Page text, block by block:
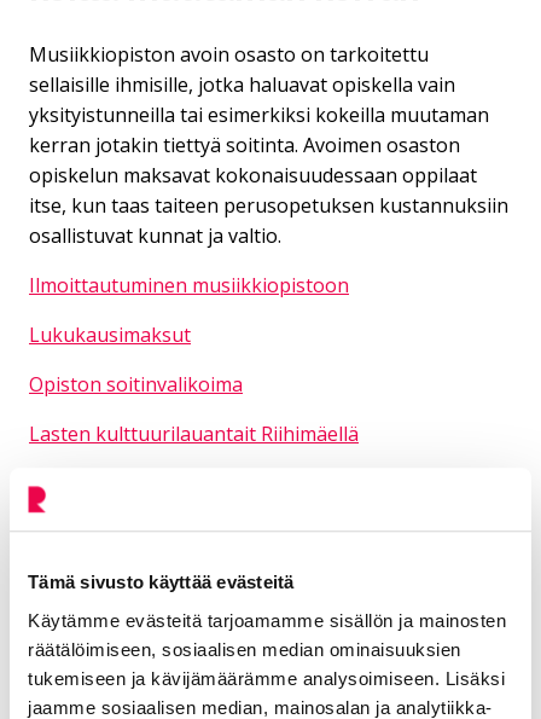
Tämä sivusto käyttää evästeitä
Käytämme evästeitä tarjoamamme sisällön ja mainosten
räätälöimiseen, sosiaalisen median ominaisuuksien
tukemiseen ja kävijämäärämme analysoimiseen. Lisäksi
jaamme sosiaalisen median, mainosalan ja analytiikka-
Musiikkiopiston avoin osasto on tarkoitettu
sellaisille ihmisille, jotka haluavat opiskella vain
yksityistunneilla tai esimerkiksi kokeilla muutaman
kerran jotakin tiettyä soitinta. Avoimen osaston
opiskelun maksavat kokonaisuudessaan oppilaat
itse, kun taas taiteen perusopetuksen kustannuksiin
osallistuvat kunnat ja valtio.
Ilmoittautuminen musiikkiopistoon
Lukukausimaksut
Opiston soitinvalikoima
Lasten kulttuurilauantait Riihimäellä
Lisätiedot
Kajander Minna
Musiikkiopiston apulaisrehtori